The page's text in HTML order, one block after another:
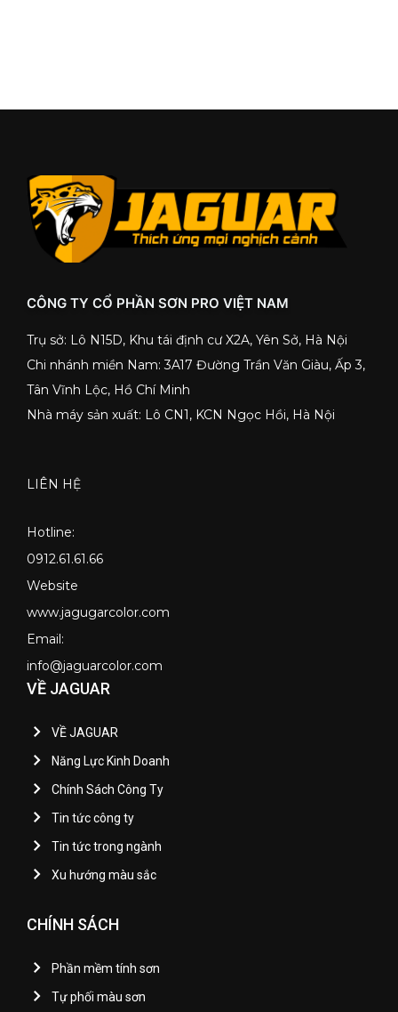
CÔNG TY CỔ PHẦN SƠN PRO VIỆT NAM
Trụ sở: Lô N15D, Khu tái định cư X2A, Yên Sở, Hà Nội
Chi nhánh miền Nam: 3A17 Đường Trần Văn Giàu, Ấp 3,
Tân Vĩnh Lộc, Hồ Chí Minh
Nhà máy sản xuất: Lô CN1, KCN Ngọc Hồi, Hà Nội
LIÊN HỆ
Hotline:
0912.61.61.66
Website
www.jagugarcolor.com
Email:
info@jaguarcolor.com
VỀ JAGUAR
VỀ JAGUAR
Năng Lực Kinh Doanh
Chính Sách Công Ty
Tin tức công ty
Tin tức trong ngành
Xu hướng màu sắc
CHÍNH SÁCH
Phần mềm tính sơn
Tự phối màu sơn